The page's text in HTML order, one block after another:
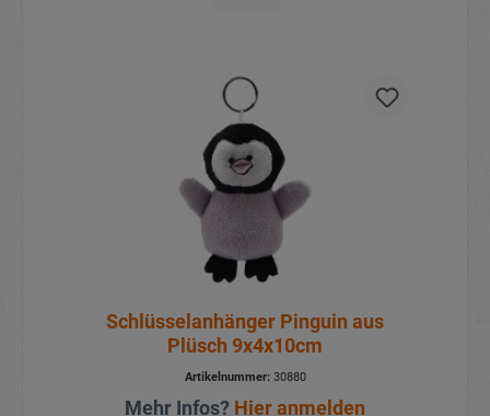
Schlüsselanhänger Pinguin aus
Plüsch 9x4x10cm
Artikelnummer:30880
Mehr Infos? Hier anmelden